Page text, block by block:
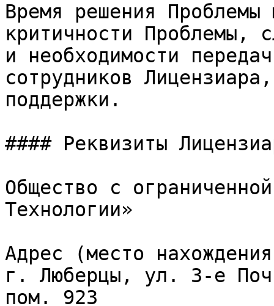
Время решения
критичности Проблемы,
и необходимости
сотрудников
поддержки.
#### Реквизиты
Общество с
Технологии»
Адрес (место
г. Люберцы, ул. 3-е
пом. 923